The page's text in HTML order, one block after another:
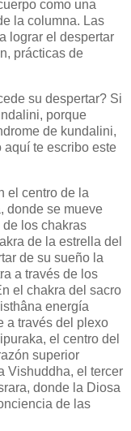
como una
la columna. Las
lograr el despertar
prácticas de
su despertar? Si
porque
de kundalini,
te escribo este
el centro de la
donde se mueve
los chakras
de la estrella del
de su sueño la
a través de los
el chakra del sacro
energía
a través del plexo
el centro del
superior
Vishuddha, el tercer
donde la Diosa
de las